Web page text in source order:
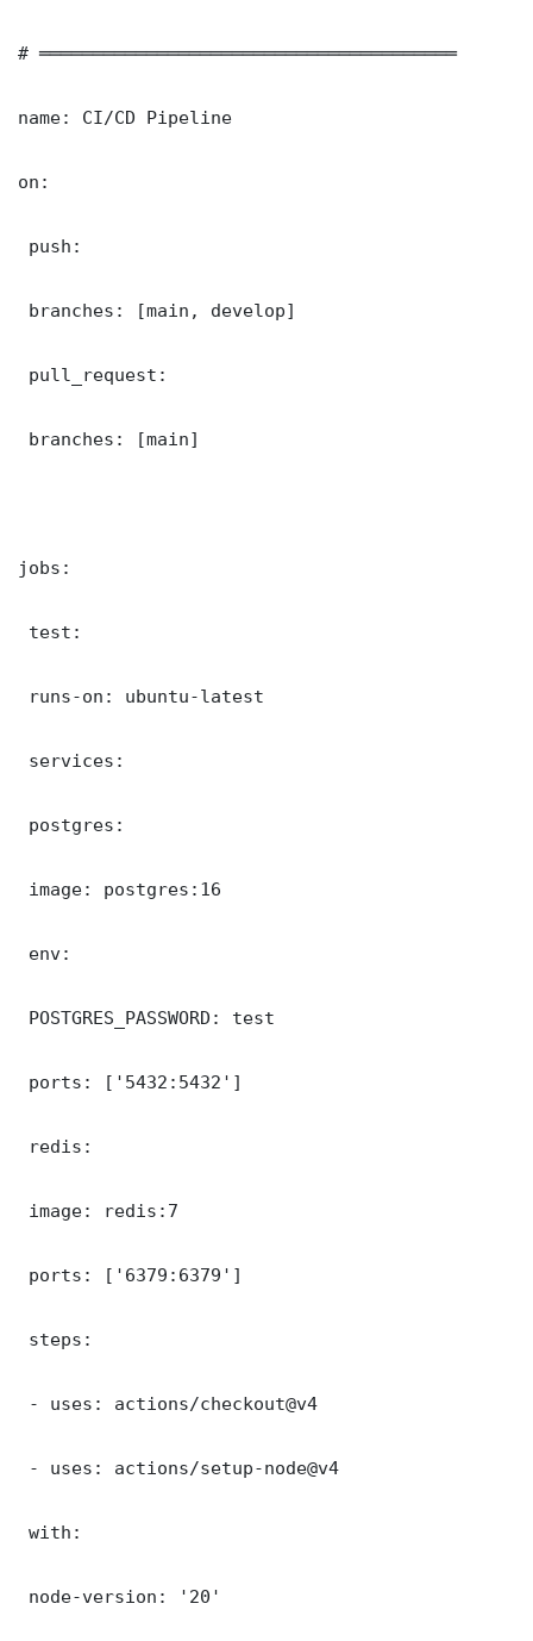
# ═══════════════════════════════════════
name: CI/CD Pipeline
on:
push:
branches: [main, develop]
pull_request:
branches: [main]
jobs:
test:
runs-on: ubuntu-latest
services:
postgres:
image: postgres:16
env:
POSTGRES_PASSWORD: test
ports: ['5432:5432']
redis:
image: redis:7
ports: ['6379:6379']
steps:
- uses: actions/checkout@v4
- uses: actions/setup-node@v4
with:
node-version: '20'